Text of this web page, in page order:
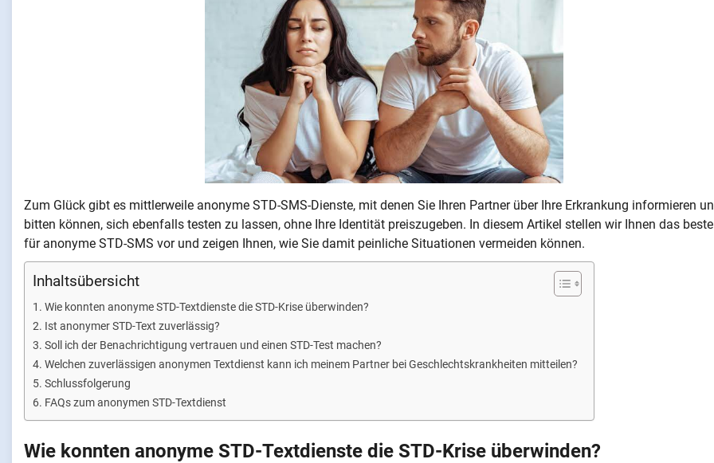
Zum Glück gibt es mittlerweile anonyme STD-SMS-Dienste, mit denen Sie Ihren Partner über Ihre Erkrankung informieren
bitten können, sich ebenfalls testen zu lassen, ohne Ihre Identität preiszugeben. In diesem Artikel stellen wir Ihnen das
für anonyme STD-SMS vor und zeigen Ihnen, wie Sie damit peinliche Situationen vermeiden können.
Inhaltsübersicht
Wie konnten anonyme STD-Textdienste die STD-Krise überwinden?
Ist anonymer STD-Text zuverlässig?
Soll ich der Benachrichtigung vertrauen und einen STD-Test machen?
Welchen zuverlässigen anonymen Textdienst kann ich meinem Partner bei Geschlechtskrankheiten mitteilen?
Schlussfolgerung
FAQs zum anonymen STD-Textdienst
Wie konnten anonyme STD-Textdienste die STD-Krise überwinden?